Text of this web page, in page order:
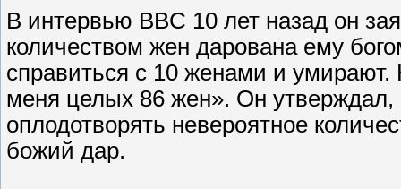
В интервью BBC 10 лет назад он
количеством жен дарована ему
справиться с 10 женами и
меня целых 86 жен». Он утверждал,
оплодотворять невероятное
божий дар.